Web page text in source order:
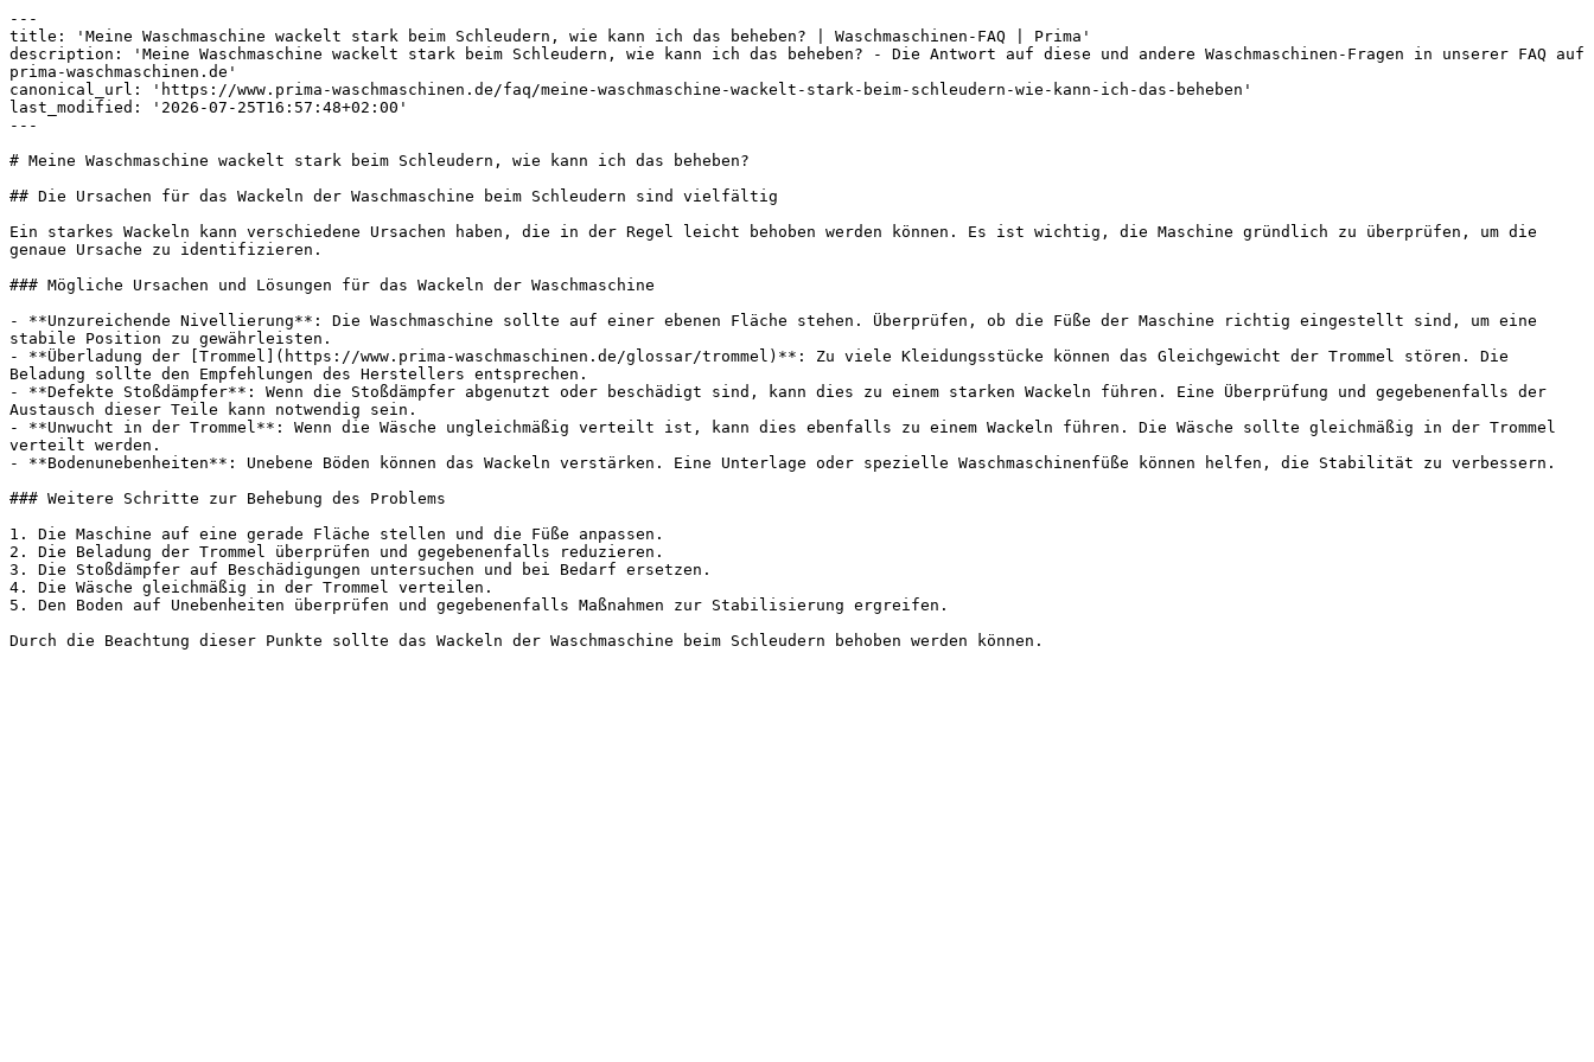
---
title: 'Meine Waschmaschine wackelt stark beim Schleudern, wie kann ich das beheben? | Waschmaschinen-FAQ | Prima'
description: 'Meine Waschmaschine wackelt stark beim Schleudern, wie kann ich das beheben? - Die Antwort auf diese und andere Waschmaschinen-Fragen in unserer FAQ auf
prima-waschmaschinen.de'
canonical_url: 'https://www.prima-waschmaschinen.de/faq/meine-waschmaschine-wackelt-stark-beim-schleudern-wie-kann-ich-das-beheben'
last_modified: '2026-07-25T16:57:48+02:00'
---
# Meine Waschmaschine wackelt stark beim Schleudern, wie kann ich das beheben?
## Die Ursachen für das Wackeln der Waschmaschine beim Schleudern sind vielfältig
Ein starkes Wackeln kann verschiedene Ursachen haben, die in der Regel leicht behoben werden können. Es ist wichtig, die Maschine gründlich zu überprüfen, um die
genaue Ursache zu identifizieren.
### Mögliche Ursachen und Lösungen für das Wackeln der Waschmaschine
- **Unzureichende Nivellierung**: Die Waschmaschine sollte auf einer ebenen Fläche stehen. Überprüfen, ob die Füße der Maschine richtig eingestellt sind, um eine
stabile Position zu gewährleisten.
- **Überladung der [Trommel](https://www.prima-waschmaschinen.de/glossar/trommel)**: Zu viele Kleidungsstücke können das Gleichgewicht der Trommel stören. Die
Beladung sollte den Empfehlungen des Herstellers entsprechen.
- **Defekte Stoßdämpfer**: Wenn die Stoßdämpfer abgenutzt oder beschädigt sind, kann dies zu einem starken Wackeln führen. Eine Überprüfung und gegebenenfalls der
Austausch dieser Teile kann notwendig sein.
- **Unwucht in der Trommel**: Wenn die Wäsche ungleichmäßig verteilt ist, kann dies ebenfalls zu einem Wackeln führen. Die Wäsche sollte gleichmäßig in der Trommel
verteilt werden.
- **Bodenunebenheiten**: Unebene Böden können das Wackeln verstärken. Eine Unterlage oder spezielle Waschmaschinenfüße können helfen, die Stabilität zu verbessern.
### Weitere Schritte zur Behebung des Problems
1. Die Maschine auf eine gerade Fläche stellen und die Füße anpassen.
2. Die Beladung der Trommel überprüfen und gegebenenfalls reduzieren.
3. Die Stoßdämpfer auf Beschädigungen untersuchen und bei Bedarf ersetzen.
4. Die Wäsche gleichmäßig in der Trommel verteilen.
5. Den Boden auf Unebenheiten überprüfen und gegebenenfalls Maßnahmen zur Stabilisierung ergreifen.